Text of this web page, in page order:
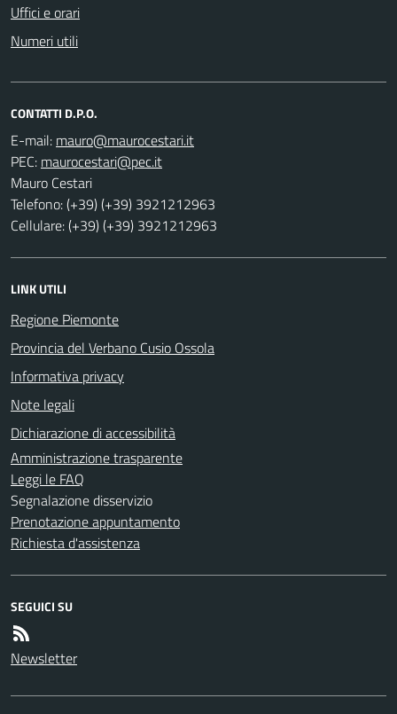
Uffici e orari
Numeri utili
CONTATTI D.P.O.
E-mail:
PEC:
Mauro Cestari
Telefono: (+39) (+39) 3921212963
Cellulare: (+39) (+39) 3921212963
LINK UTILI
Regione Piemonte
Provincia del Verbano Cusio Ossola
Informativa privacy
Note legali
Dichiarazione di accessibilità
Amministrazione trasparente
Leggi le FAQ
Segnalazione disservizio
Prenotazione appuntamento
Richiesta d'assistenza
SEGUICI SU
Newsletter